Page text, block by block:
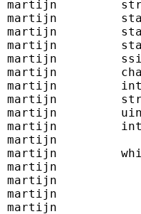
martijn
martijn
martijn
martijn
martijn
martijn
martijn
martijn
martijn
martijn
martijn
martijn
martijn
martijn
martijn
martijn